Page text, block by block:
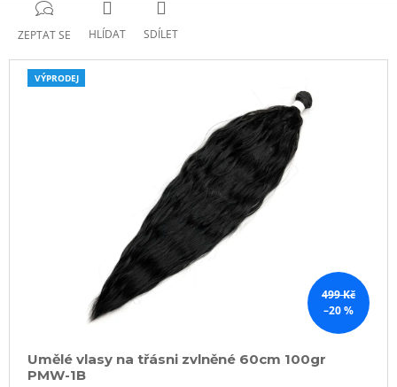
ZEPTAT SE HLÍDAT SDÍLET
499 Kč
–20 %
VÝPRODEJ
Umělé vlasy na třásni zvlněné 60cm 100gr
PMW-1B